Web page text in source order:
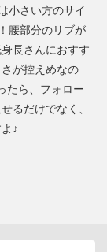
小さい方のサイ
腰部分のリブが
長さんにおすす
が控えめなの
たら、フォロー
るだけでなく、
♪